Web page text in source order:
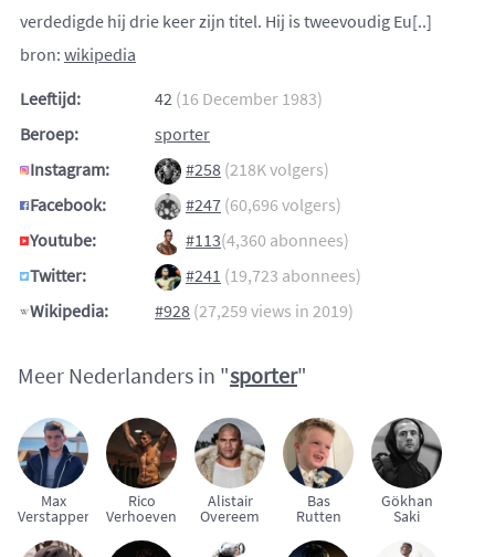
verdedigde hij drie keer zijn titel. Hij is tweevoudig Eu[..]
bron: wikipedia
Leeftijd:
42 (16 December 1983)
Beroep:
sporter
Instagram:
#258 (218K volgers)
Facebook:
#247 (60,696 volgers)
Youtube:
#113(4,360 abonnees)
Twitter:
#241 (19,723 abonnees)
Wikipedia:
#928 (27,259 views in 2019)
Meer Nederlanders in "sporter"
Max
Verstappen
Rico
Verhoeven
Alistair
Overeem
Bas
Rutten
Gökhan
Saki